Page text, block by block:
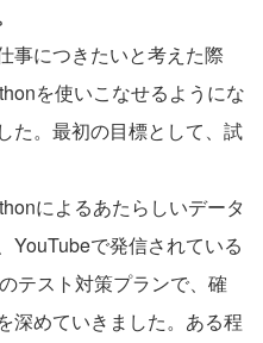
事につきたいと考えた際
を使いこなせるようにな
た。最初の目標として、試
によるあたらしいデータ
YouTubeで発信されている
テスト対策プランで、確
深めていきました。ある程